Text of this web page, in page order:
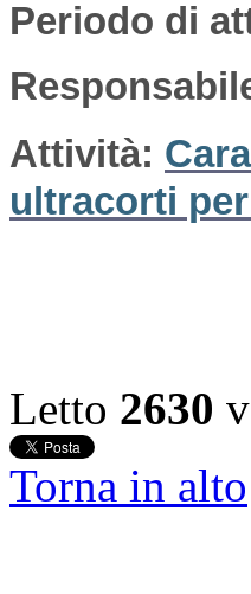
Periodo di
Attività:
ultracorti
Letto 2630
Torna in alto